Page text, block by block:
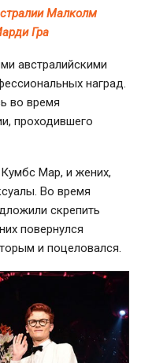
Малколм
Гра
австралийскими
наград.
во время
проходившего
Мар, и жених,
Во время
скрепить
повернулся
и поцеловался.